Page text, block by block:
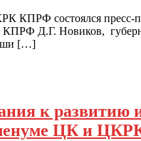
КПРФ состоялся
Д.Г. Новиков,
[…]
к развитию
ЦК и